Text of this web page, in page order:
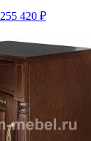
255 420 ₽